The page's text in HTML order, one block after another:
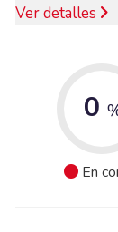
Ver detalles
0
En